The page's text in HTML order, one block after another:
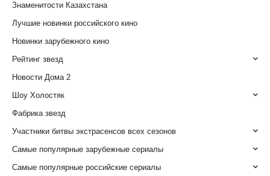
Знаменитости Казахстана
Лучшие новинки российского кино
Новинки зарубежного кино
Рейтинг звезд
Новости Дома 2
Шоу Холостяк
Фабрика звезд
Участники битвы экстрасенсов всех сезонов
Самые популярные зарубежные сериалы
Самые популярные российские сериалы